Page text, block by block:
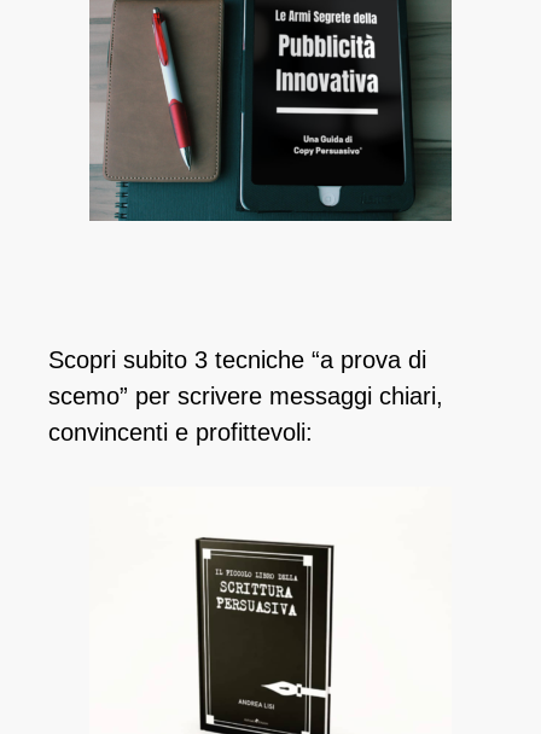
Scopri subito 3 tecniche “a prova di
scemo” per scrivere messaggi chiari,
convincenti e profittevoli: